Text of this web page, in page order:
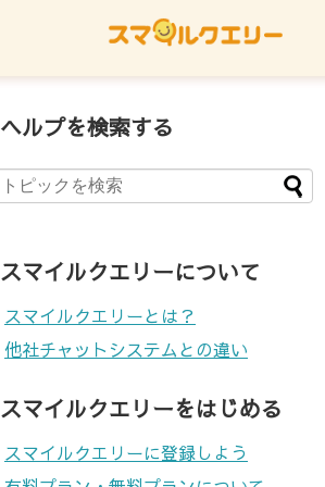
ご利用規約
ヘルプを検索する
スマイルクエリーについて
スマイルクエリーとは？
他社チャットシステムとの違い
スマイルクエリーをはじめる
スマイルクエリーに登録しよう